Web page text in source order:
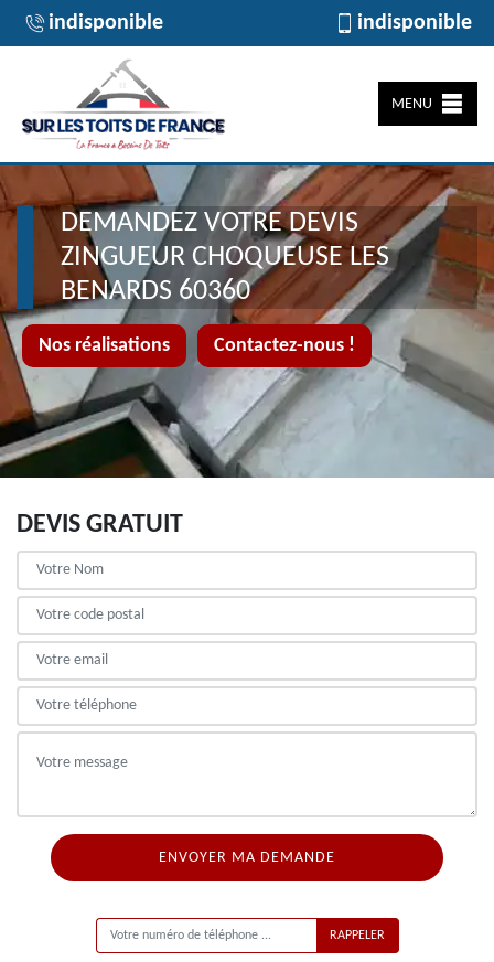
indisponible indisponible
MENU
Nos réalisations Contactez-nous !
DEMANDEZ VOTRE DEVIS
ZINGUEUR CHOQUEUSE LES
BENARDS 60360
DEVIS GRATUIT